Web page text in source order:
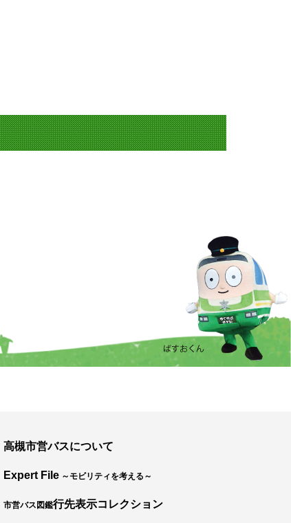
高槻市営バスについて
Expert File ～モビリティを考える～
市営バス図鑑行先表示コレクション